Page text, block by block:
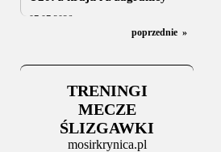
07.07.2026
Za trzy tygodnie na lód
Stowarzyszenie po Walnym
poprzednie »
TRENINGI
MECZE
ŚLIZGAWKI
mosirkrynica.pl